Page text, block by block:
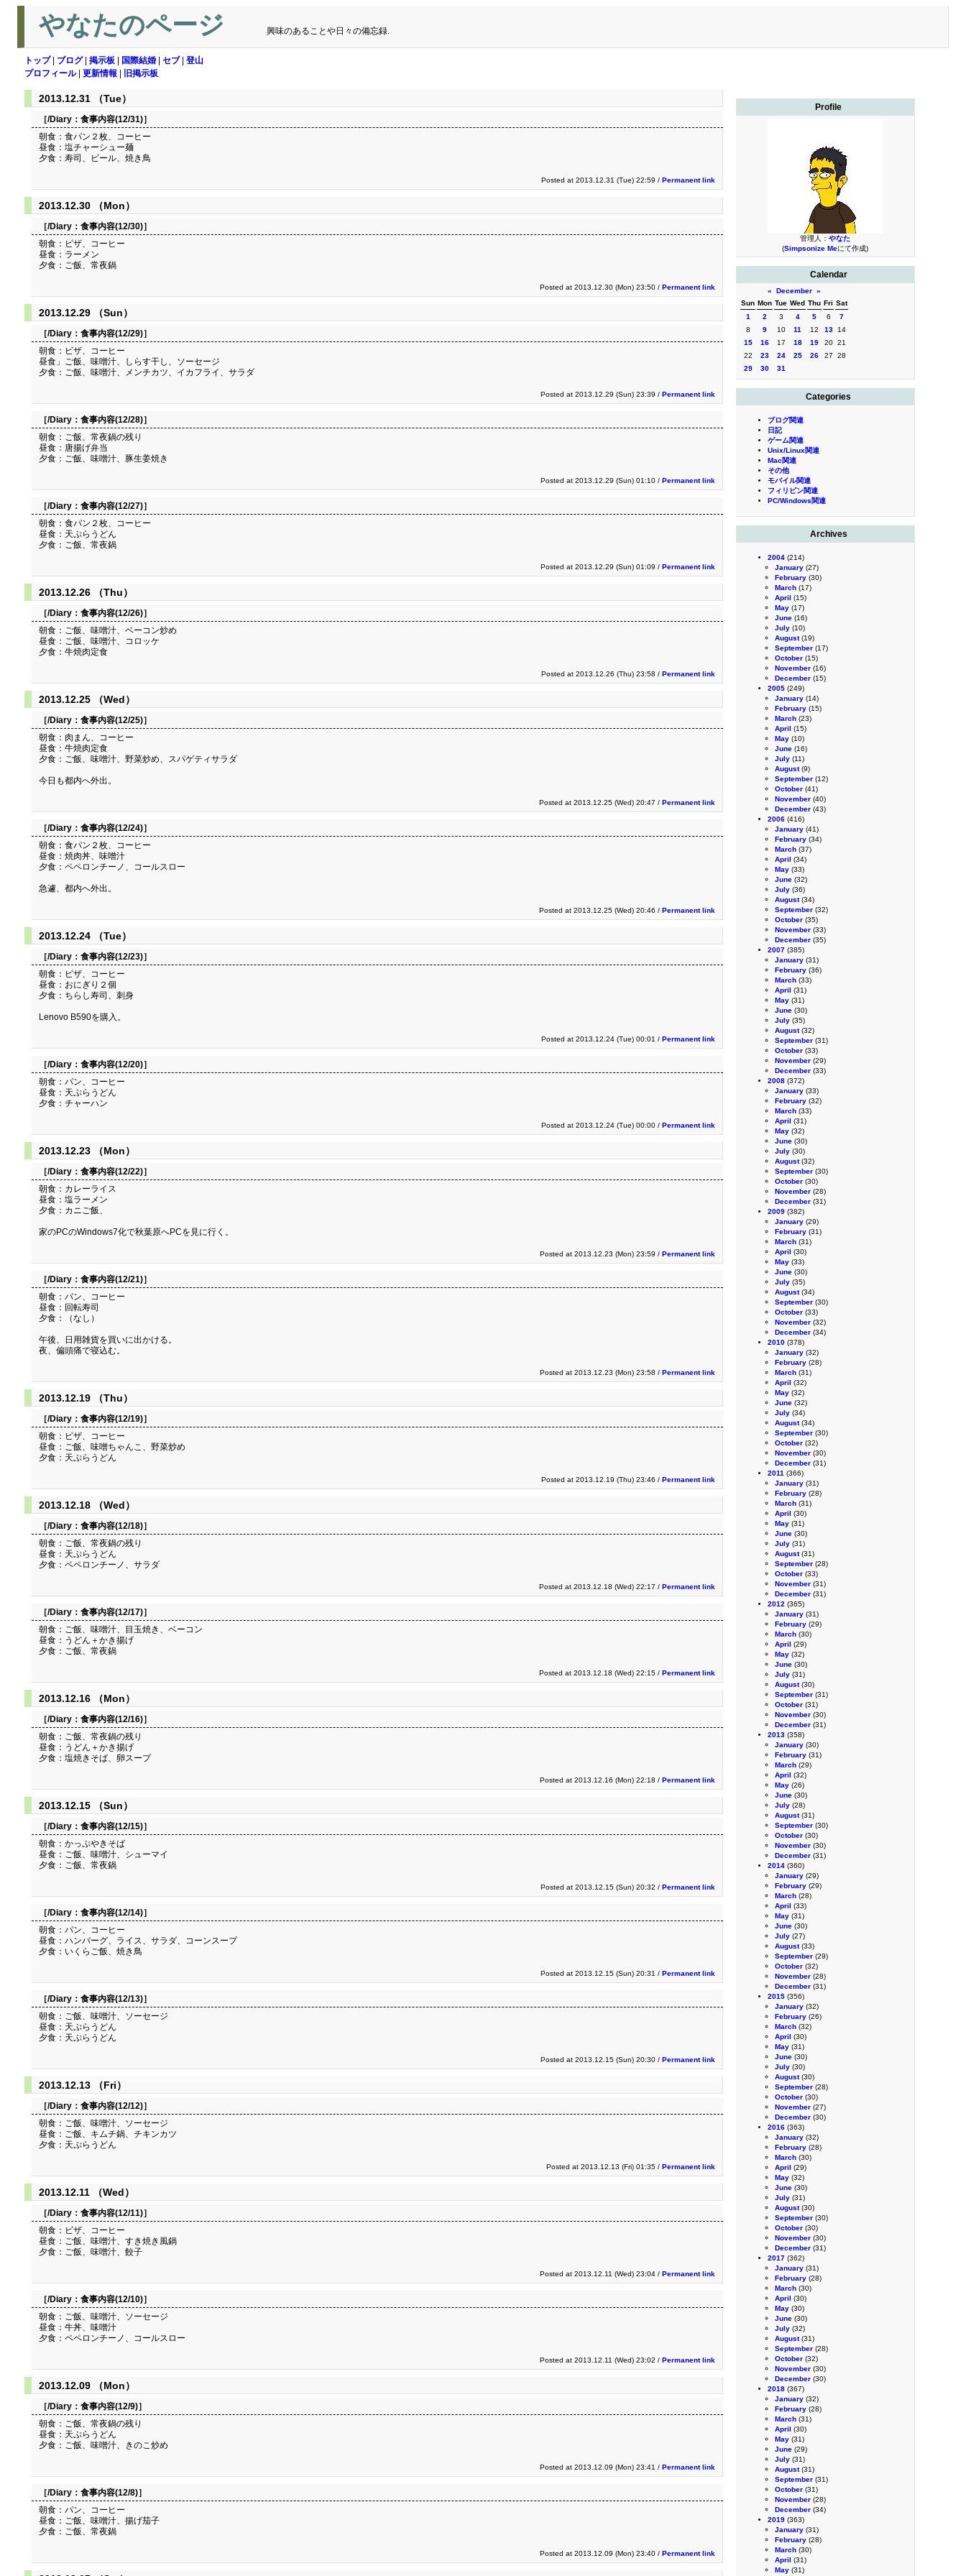
やなたのページ 興味のあることや日々の備忘録.
トップ| ブログ| 掲示板 国際結婚 セブ| 登山
プロフィール| 更新情報 旧掲示板
Profile
管理人： やなた
(Simpsonize Meにて作成)
Calendar
« December »
Sun Mon Tue Wed Thu Fri Sat
1
2 3 4 5 6
7
8
9 10 11 12 13
14
15
16 17 18 19 20 21
22
23 24 25 26 27
28
29
30 31
Categories
ブログ関連
日記
ゲーム関連
Unix/Linux関連
Mac関連
その他
モバイル関連
フィリピン関連
PC/Windows関連
Archives
2004 (214)
January (27)
February (30)
March (17)
April (15)
May (17)
June (16)
July (10)
August(19)
September (17)
October (15)
November (16)
December (15)
2005 (249)
January (14)
February (15)
March (23)
April (15)
May (10)
June (16)
July (11)
August(9)
September (12)
October (41)
November (40)
December (43)
2006 (416)
January (41)
February (34)
March (37)
April (34)
May (33)
June (32)
July (36)
August(34)
September (32)
October (35)
November (33)
December (35)
2007 (385)
January (31)
February (36)
March (33)
April (31)
May (31)
June (30)
July (35)
August(32)
September (31)
October (33)
November (29)
December (33)
2008 (372)
January (33)
February (32)
March (33)
April (31)
May (32)
June (30)
July (30)
August(32)
September (30)
October (30)
November (28)
December (31)
2009 (382)
January (29)
February (31)
March (31)
April (30)
May (33)
June (30)
July (35)
August(34)
September (30)
October (33)
November (32)
December (34)
2010 (378)
January (32)
February (28)
March (31)
April (32)
May (32)
June (32)
July (34)
August(34)
September (30)
October (32)
November (30)
December (31)
2011 (366)
January (31)
February (28)
March (31)
April (30)
May (31)
June (30)
July (31)
August(31)
September (28)
October (33)
November (31)
December (31)
2012 (365)
January (31)
February (29)
March (30)
April (29)
May (32)
June (30)
July (31)
August(30)
September (31)
October (31)
November (30)
December (31)
2013 (358)
January (30)
February (31)
March (29)
April (32)
May (26)
June (30)
July (28)
August(31)
September (30)
October (30)
November (30)
December (31)
2014 (360)
January (29)
February (29)
March (28)
April (33)
May (31)
June (30)
July (27)
August(33)
September (29)
October (32)
November (28)
December (31)
2015 (356)
January (32)
February (26)
March (32)
April (30)
May (31)
June (30)
July (30)
August(30)
September (28)
October (30)
November (27)
December (30)
2016 (363)
January (32)
February (28)
March (30)
April (29)
May (32)
June (30)
July (31)
August(30)
September (30)
October (30)
November (30)
December (31)
2017 (362)
January (31)
February (28)
March (30)
April (30)
May (30)
June (30)
July (32)
August(31)
September (28)
October (32)
November (30)
December (30)
2018 (367)
January (32)
February (28)
March (31)
April (30)
May (31)
June (29)
July (31)
August(31)
September (31)
October (31)
November (28)
December (34)
2019 (363)
January (31)
February (28)
March (30)
April (31)
May (31)
2013.12.31 （Tue）
［/Diary： 食事内容(12/31)］
朝食：食パン２枚、コーヒー
昼食：塩チャーシュー麺
夕食：寿司、ビール、焼き鳥
Posted at 2013.12.31 (Tue) 22:59 / Permanent link
2013.12.30 （Mon）
［/Diary： 食事内容(12/30)］
朝食：ピザ、コーヒー
昼食：ラーメン
夕食：ご飯、常夜鍋
Posted at 2013.12.30 (Mon) 23:50 / Permanent link
2013.12.29 （Sun）
［/Diary： 食事内容(12/29)］
朝食：ビザ、コーヒー
昼食」ご飯、味噌汁、しらす干し、ソーセージ
夕食：ご飯、味噌汁、メンチカツ、イカフライ、サラダ
Posted at 2013.12.29 (Sun) 23:39 / Permanent link
［/Diary： 食事内容(12/28)］
朝食：ご飯、常夜鍋の残り
昼食：唐揚げ弁当
夕食：ご飯、味噌汁、豚生姜焼き
Posted at 2013.12.29 (Sun) 01:10 / Permanent link
［/Diary： 食事内容(12/27)］
朝食：食パン２枚、コーヒー
昼食：天ぷらうどん
夕食：ご飯、常夜鍋
Posted at 2013.12.29 (Sun) 01:09 / Permanent link
2013.12.26 （Thu）
［/Diary： 食事内容(12/26)］
朝食：ご飯、味噌汁、ベーコン炒め
昼食：ご飯、味噌汁、コロッケ
夕食：牛焼肉定食
Posted at 2013.12.26 (Thu) 23:58 / Permanent link
2013.12.25 （Wed）
［/Diary： 食事内容(12/25)］
朝食：肉まん、コーヒー
昼食：牛焼肉定食
夕食：ご飯、味噌汁、野菜炒め、スパゲティサラダ
今日も都内へ外出。
Posted at 2013.12.25 (Wed) 20:47 / Permanent link
［/Diary： 食事内容(12/24)］
朝食：食パン２枚、コーヒー
昼食：焼肉丼、味噌汁
夕食：ペペロンチーノ、コールスロー
急遽、都内へ外出。
Posted at 2013.12.25 (Wed) 20:46 / Permanent link
2013.12.24 （Tue）
［/Diary： 食事内容(12/23)］
朝食：ピザ、コーヒー
昼食：おにぎり２個
夕食：ちらし寿司、刺身
Lenovo B590を購入。
Posted at 2013.12.24 (Tue) 00:01 / Permanent link
［/Diary： 食事内容(12/20)］
朝食：パン、コーヒー
昼食：天ぷらうどん
夕食：チャーハン
Posted at 2013.12.24 (Tue) 00:00 / Permanent link
2013.12.23 （Mon）
［/Diary： 食事内容(12/22)］
朝食：カレーライス
昼食：塩ラーメン
夕食：カニご飯、
家のPCのWindows7化で秋葉原へPCを見に行く。
Posted at 2013.12.23 (Mon) 23:59 / Permanent link
［/Diary： 食事内容(12/21)］
朝食：パン、コーヒー
昼食：回転寿司
夕食：（なし）
午後、日用雑貨を買いに出かける。
夜、偏頭痛で寝込む。
Posted at 2013.12.23 (Mon) 23:58 / Permanent link
2013.12.19 （Thu）
［/Diary： 食事内容(12/19)］
朝食：ピザ、コーヒー
昼食：ご飯、味噌ちゃんこ、野菜炒め
夕食：天ぷらうどん
Posted at 2013.12.19 (Thu) 23:46 / Permanent link
2013.12.18 （Wed）
［/Diary： 食事内容(12/18)］
朝食：ご飯、常夜鍋の残り
昼食：天ぷらうどん
夕食：ペペロンチーノ、サラダ
Posted at 2013.12.18 (Wed) 22:17 / Permanent link
［/Diary： 食事内容(12/17)］
朝食：ご飯、味噌汁、目玉焼き、ベーコン
昼食：うどん＋かき揚げ
夕食：ご飯、常夜鍋
Posted at 2013.12.18 (Wed) 22:15 / Permanent link
2013.12.16 （Mon）
［/Diary： 食事内容(12/16)］
朝食：ご飯、常夜鍋の残り
昼食：うどん＋かき揚げ
夕食：塩焼きそば、卵スープ
Posted at 2013.12.16 (Mon) 22:18 / Permanent link
2013.12.15 （Sun）
［/Diary： 食事内容(12/15)］
朝食：かっぷやきそば
昼食：ご飯、味噌汁、シューマイ
夕食：ご飯、常夜鍋
Posted at 2013.12.15 (Sun) 20:32 / Permanent link
［/Diary： 食事内容(12/14)］
朝食：パン、コーヒー
昼食：ハンバーグ、ライス、サラダ、コーンスープ
夕食：いくらご飯、焼き鳥
Posted at 2013.12.15 (Sun) 20:31 / Permanent link
［/Diary： 食事内容(12/13)］
朝食：ご飯、味噌汁、ソーセージ
昼食：天ぷらうどん
夕食：天ぷらうどん
Posted at 2013.12.15 (Sun) 20:30 / Permanent link
2013.12.13 （Fri）
［/Diary： 食事内容(12/12)］
朝食：ご飯、味噌汁、ソーセージ
昼食：ご飯、キムチ鍋、チキンカツ
夕食：天ぷらうどん
Posted at 2013.12.13 (Fri) 01:35 / Permanent link
2013.12.11 （Wed）
［/Diary： 食事内容(12/11)］
朝食：ビザ、コーヒー
昼食：ご飯、味噌汁、すき焼き風鍋
夕食：ご飯、味噌汁、餃子
Posted at 2013.12.11 (Wed) 23:04 / Permanent link
［/Diary： 食事内容(12/10)］
朝食：ご飯、味噌汁、ソーセージ
昼食：牛丼、味噌汁
夕食：ペペロンチーノ、コールスロー
Posted at 2013.12.11 (Wed) 23:02 / Permanent link
2013.12.09 （Mon）
［/Diary： 食事内容(12/9)］
朝食：ご飯、常夜鍋の残り
昼食：天ぷらうどん
夕食：ご飯、味噌汁、きのこ炒め
Posted at 2013.12.09 (Mon) 23:41 / Permanent link
［/Diary： 食事内容(12/8)］
朝食：パン、コーヒー
昼食：ご飯、味噌汁、揚げ茄子
夕食：ご飯、常夜鍋
Posted at 2013.12.09 (Mon) 23:40 / Permanent link